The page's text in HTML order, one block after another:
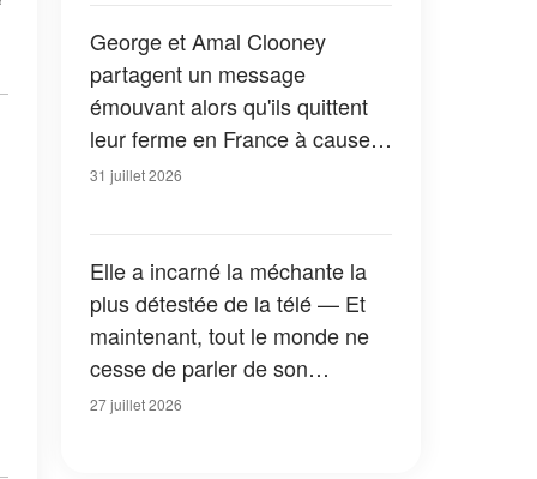
George et Amal Clooney
partagent un message
émouvant alors qu'ils quittent
leur ferme en France à cause
des feux de forêt — Tous les
31 juillet 2026
Elle a incarné la méchante la
plus détestée de la télé — Et
maintenant, tout le monde ne
cesse de parler de son
apparition dans la nouvelle
27 juillet 2026